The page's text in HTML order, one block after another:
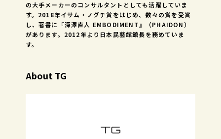
の大手メーカーのコンサルタントとしても活躍していま
す。2018年イサム・ノグチ賞をはじめ、数々の賞を受賞
し、著書に『深澤直人 EMBODIMENT』（PHAIDON）
があります。2012年より日本民藝館館長を務めていま
す。
About TG